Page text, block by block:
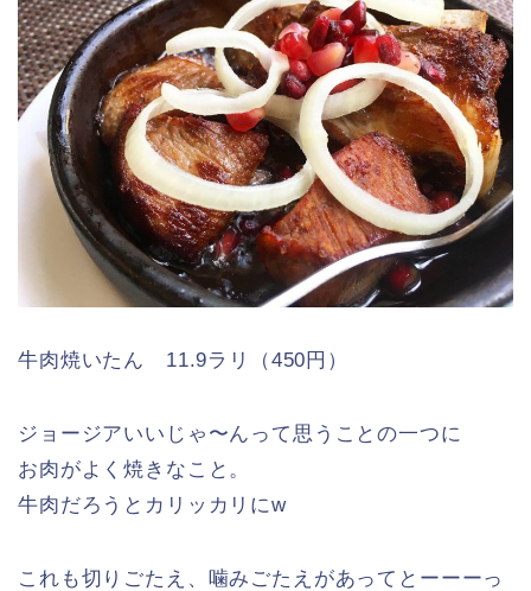
牛肉焼いたん 11.9ラリ（450円）
ジョージアいいじゃ〜んって思うことの一つに
お肉がよく焼きなこと。
牛肉だろうとカリッカリにw
これも切りごたえ、噛みごたえがあってとーーーっ